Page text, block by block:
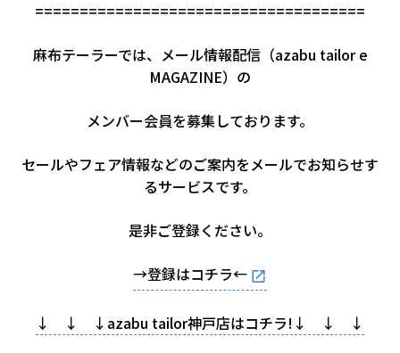
=====================================
麻布テーラーでは、メール情報配信（azabu tailor e
MAGAZINE）の
メンバー会員を募集しております。
セールやフェア情報などのご案内をメールでお知らせす
るサービスです。
是非ご登録ください。
→登録はコチラ←
↓ ↓ ↓azabu tailor神戸店はコチラ!↓ ↓ ↓